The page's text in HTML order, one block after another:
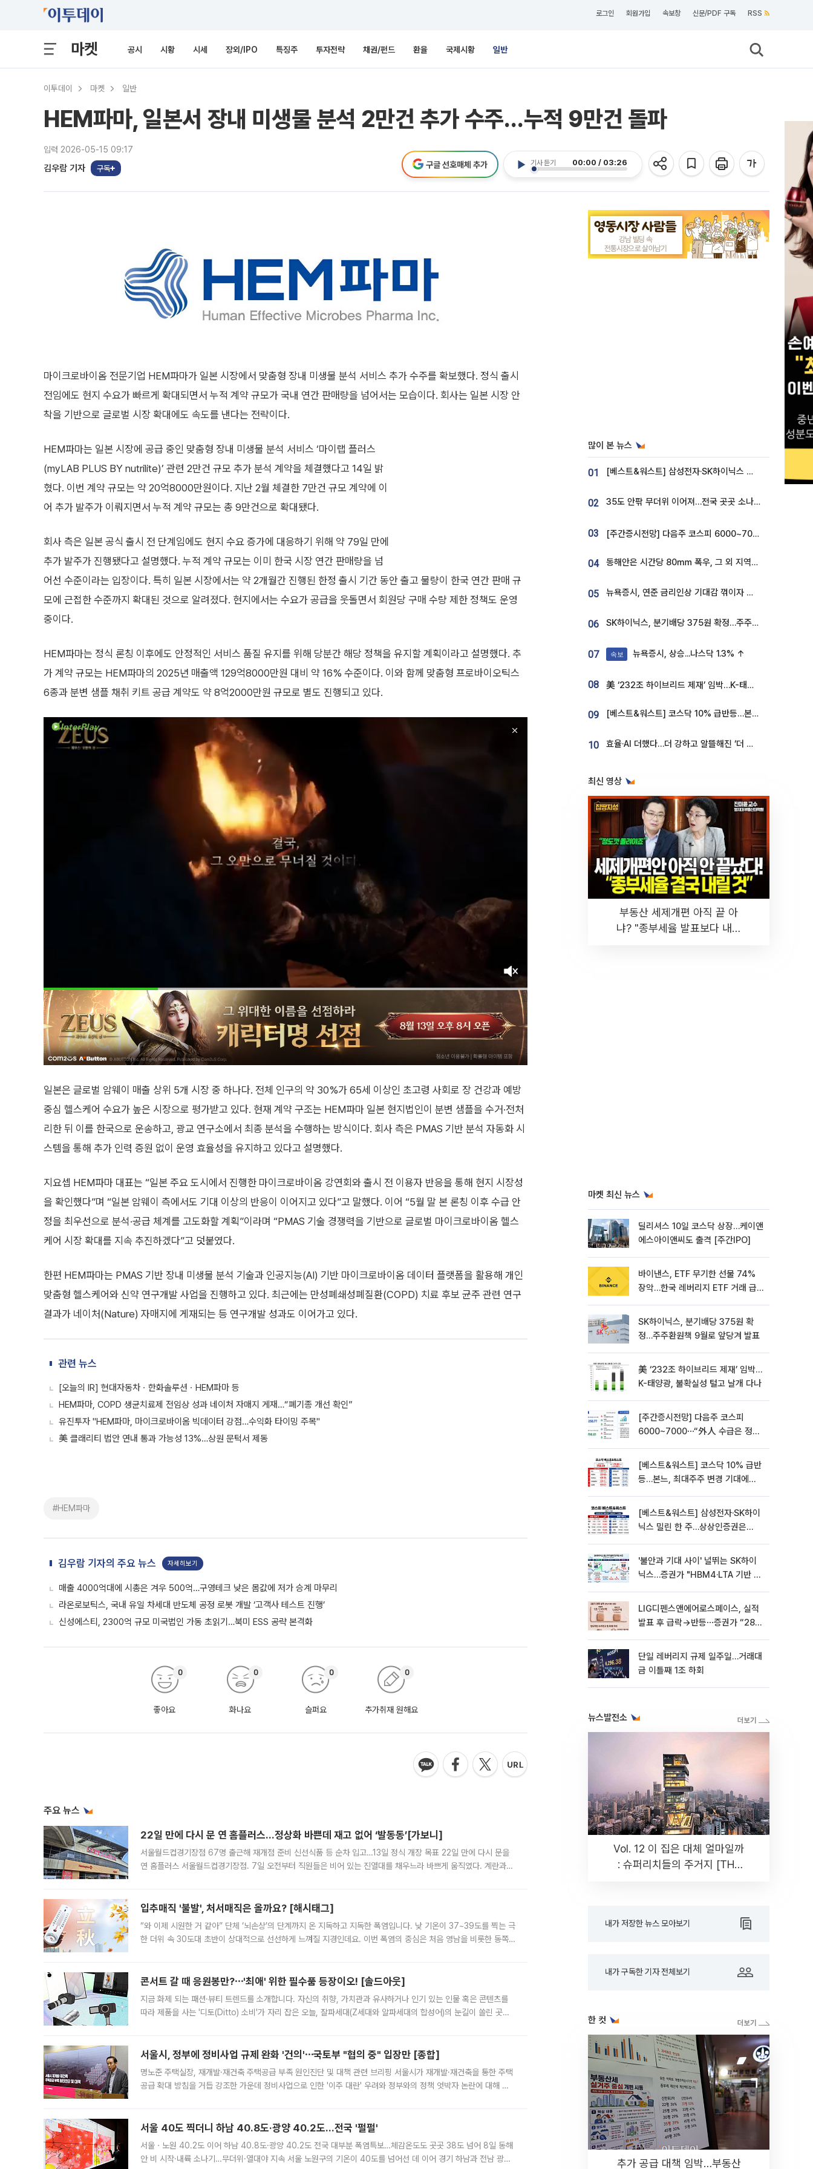
로그인 회원가입 속보창 신문/PDF 구독 RSS
마켓 공시 시황 시세 장외/IPO 특징주 투자전략 채권/펀드 환율 국제시황 일반
이투데이 마켓 일반
HEM파마, 일본서 장내 미생물 분석 2만건 추가 수주…누적 9만건 돌파
입력 2026-05-15 09:17
김우람 기자 구독
기사 듣기 00:00 / 03:26
구글 선호매체 추가
마이크로바이옴 전문기업 HEM파마가 일본 시장에서 맞춤형 장내 미생물 분석 서비스 추가 수주를 확보했다. 정식 출시
전임에도 현지 수요가 빠르게 확대되면서 누적 계약 규모가 국내 연간 판매량을 넘어서는 모습이다. 회사는 일본 시장 안
착을 기반으로 글로벌 시장 확대에도 속도를 낸다는 전략이다.
HEM파마는 일본 시장에 공급 중인 맞춤형 장내 미생물 분석 서비스 ‘마이랩 플러스
(myLAB PLUS BY nutrilite)’ 관련 2만건 규모 추가 분석 계약을 체결했다고 14일 밝
혔다. 이번 계약 규모는 약 20억8000만원이다. 지난 2월 체결한 7만건 규모 계약에 이
어 추가 발주가 이뤄지면서 누적 계약 규모는 총 9만건으로 확대됐다.
회사 측은 일본 공식 출시 전 단계임에도 현지 수요 증가에 대응하기 위해 약 79일 만에
추가 발주가 진행됐다고 설명했다. 누적 계약 규모는 이미 한국 시장 연간 판매량을 넘
어선 수준이라는 입장이다. 특히 일본 시장에서는 약 2개월간 진행된 한정 출시 기간 동안 출고 물량이 한국 연간 판매 규
모에 근접한 수준까지 확대된 것으로 알려졌다. 현지에서는 수요가 공급을 웃돌면서 회원당 구매 수량 제한 정책도 운영
중이다.
HEM파마는 정식 론칭 이후에도 안정적인 서비스 품질 유지를 위해 당분간 해당 정책을 유지할 계획이라고 설명했다. 추
가 계약 규모는 HEM파마의 2025년 매출액 129억8000만원 대비 약 16% 수준이다. 이와 함께 맞춤형 프로바이오틱스
6종과 분변 샘플 채취 키트 공급 계약도 약 8억2000만원 규모로 별도 진행되고 있다.
일본은 글로벌 암웨이 매출 상위 5개 시장 중 하나다. 전체 인구의 약 30%가 65세 이상인 초고령 사회로 장 건강과 예방
중심 헬스케어 수요가 높은 시장으로 평가받고 있다. 현재 계약 구조는 HEM파마 일본 현지법인이 분변 샘플을 수거·전처
리한 뒤 이를 한국으로 운송하고, 광교 연구소에서 최종 분석을 수행하는 방식이다. 회사 측은 PMAS 기반 분석 자동화 시
스템을 통해 추가 인력 증원 없이 운영 효율성을 유지하고 있다고 설명했다.
지요셉 HEM파마 대표는 “일본 주요 도시에서 진행한 마이크로바이옴 강연회와 출시 전 이용자 반응을 통해 현지 시장성
을 확인했다”며 “일본 암웨이 측에서도 기대 이상의 반응이 이어지고 있다”고 말했다. 이어 “5월 말 본 론칭 이후 수급 안
정을 최우선으로 분석·공급 체계를 고도화할 계획”이라며 “PMAS 기술 경쟁력을 기반으로 글로벌 마이크로바이옴 헬스
케어 시장 확대를 지속 추진하겠다”고 덧붙였다.
한편 HEM파마는 PMAS 기반 장내 미생물 분석 기술과 인공지능(AI) 기반 마이크로바이옴 데이터 플랫폼을 활용해 개인
맞춤형 헬스케어와 신약 연구개발 사업을 진행하고 있다. 최근에는 만성폐쇄성폐질환(COPD) 치료 후보 균주 관련 연구
결과가 네이처(Nature) 자매지에 게재되는 등 연구개발 성과도 이어가고 있다.
관련 뉴스
[오늘의 IR] 현대자동차ㆍ한화솔루션ㆍHEM파마 등
HEM파마, COPD 생균치료제 전임상 성과 네이처 자매지 게재…“폐기종 개선 확인”
유진투자 "HEM파마, 마이크로바이옴 빅데이터 강점…수익화 타이밍 주목"
美 클래리티 법안 연내 통과 가능성 13%…상원 문턱서 제동
#HEM파마
김우람 기자의 주요 뉴스 자세히보기
매출 4000억대에 시총은 겨우 500억…구영테크 낮은 몸값에 저가 승계 마무리
라온로보틱스, 국내 유일 차세대 반도체 공정 로봇 개발 ‘고객사 테스트 진행’
신성에스티, 2300억 규모 미국법인 가동 초읽기…북미 ESS 공략 본격화
좋아요
0
화나요
0
슬퍼요
0
추가취재 원해요
0
주요 뉴스
22일 만에 다시 문 연 홈플러스…정상화 바쁜데 재고 없어 ‘발동동’[가보니]
서울월드컵경기장점 67명 출근해 재개점 준비 신선식품 등 순차 입고…13일 정식 개장 목표 22일 만에 다시 문을
연 홈플러스 서울월드컵경기장점. 7일 오전부터 직원들은 비어 있는 진열대를 채우느라 바쁘게 움직였다. 계란과
입추매직 '불발', 처서매직은 올까요? [해시태그]
“와 이제 시원한 거 같아” 단체 ‘뇌손상’의 단계까지 온 지독하고 지독한 폭염입니다. 낮 기온이 37~39도를 찍는 극
한 더위 속 30도대 초반이 상대적으로 선선하게 느껴질 지경인데요. 이번 폭염의 중심은 처음 영남을 비롯한 동쪽
콘서트 갈 때 응원봉만?⋯'최애' 위한 필수품 등장이오! [솔드아웃]
지금 화제 되는 패션·뷰티 트렌드를 소개합니다. 자신의 취향, 가치관과 유사하거나 인기 있는 인물 혹은 콘텐츠를
따라 제품을 사는 '디토(Ditto) 소비'가 자리 잡은 오늘, 잘파세대(Z세대와 알파세대의 합성어)의 눈길이 쏠린 곳은
서울시, 정부에 정비사업 규제 완화 '건의'⋯국토부 "협의 중" 입장만 [종합]
명노준 주택실장, 재개발·재건축 주택공급 부족 원인진단 및 대책 관련 브리핑 서울시가 재개발·재건축을 통한 주택
공급 확대 방침을 거듭 강조한 가운데 정비사업으로 인한 '이주 대란' 우려와 정부와의 정책 엇박자 논란에 대해 정
서울 40도 찍더니 하남 40.8도·광양 40.2도…전국 '펄펄'
서울ㆍ노원 40.2도 이어 하남 40.8도·광양 40.2도 전국 대부분 폭염특보…체감온도도 곳곳 38도 넘어 8일 동해
안 비 시작·내륙 소나기…무더위·열대야 지속 서울 노원구의 기온이 40도를 넘어선 데 이어 경기 하남과 전남 광양
많이 본 뉴스
01 [베스트&워스트] 삼성전자·SK하이닉스 밀린 한 주…상상인증권은 85% 급등
02 35도 안팎 무더위 이어져…전국 곳곳 소나기 [오늘 날씨]
03 [주간증시전망] 다음주 코스피 6000~7000⋯“外人 수급은 정책이 변수”
04 동해안은 시간당 80㎜ 폭우, 그 외 지역은 폭염…‘극과 극 날씨’
05 뉴욕증시, 연준 금리인상 기대감 꺾이자 상승...S&P500 사상 최고치 [종합]
06 SK하이닉스, 분기배당 375원 확정…주주환원책 9월로 앞당겨 발표
07 속보 뉴욕증시, 상승...나스닥 1.3% ↑
08 美 ‘232조 하이브리드 제재’ 임박…K-태양광, 불확실성 털고 날개 다나
09 [베스트&워스트] 코스닥 10% 급반등…본느, 최대주주 변경 기대에 270% 폭등
10 효율·AI 더했다…더 강하고 알뜰해진 ‘더 뉴 그랜저 하이브리드’ [ET의 모빌리티]
최신 영상
부동산 세제개편 아직 끝 아
냐? "종부세율 발표보다 내릴
마켓 최신 뉴스
딜리셔스 10일 코스닥 상장…케이앤
에스아이앤씨도 출격 [주간IPO]
바이낸스, ETF 무기한 선물 74%
장악…한국 레버리지 ETF 거래 급
SK하이닉스, 분기배당 375원 확
정…주주환원책 9월로 앞당겨 발표
美 ‘232조 하이브리드 제재’ 임박…
K-태양광, 불확실성 털고 날개 다나
[주간증시전망] 다음주 코스피
6000~7000⋯“外人 수급은 정책
[베스트&워스트] 코스닥 10% 급반
등…본느, 최대주주 변경 기대에
[베스트&워스트] 삼성전자·SK하이
닉스 밀린 한 주…상상인증권은
'불안과 기대 사이' 널뛰는 SK하이
닉스…증권가 "HBM4·LTA 기반 펀
LIG디펜스앤에어로스페이스, 실적
발표 후 급락→반등⋯증권가 “28년
단일 레버리지 규제 일주일…거래대
금 이틀째 1조 하회
뉴스발전소
Vol. 12 이 집은 대체 얼마일까
: 슈퍼리치들의 주거지 [THE
내가 저장한 뉴스 모아보기
내가 구독한 기자 전체보기
한 컷
추가 공급 대책 임박…부동산